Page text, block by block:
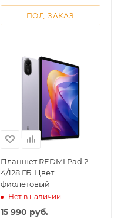
ПОД ЗАКАЗ
Планшет REDMI Pad 2
4/128 ГБ. Цвет:
фиолетовый
Нет в наличии
15 990 руб.